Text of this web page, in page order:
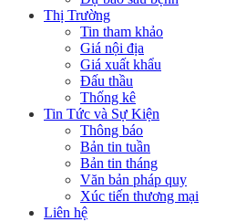
Thị Trường
Tin tham khảo
Giá nội địa
Giá xuất khẩu
Đấu thầu
Thống kê
Tin Tức và Sự Kiện
Thông báo
Bản tin tuần
Bản tin tháng
Văn bản pháp quy
Xúc tiến thương mại
Liên hệ